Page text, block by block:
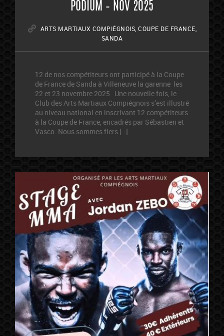
PODIUM – NOV 2025
ARTS MARTIAUX COMPIÉGNOIS ,COUPE DE FRANCE
SANDA
12 de nos compétiteurs ont participé à la Coupe
de France de Sanda à Villeneuve la garenne les
22 et 23 novembre 2025 Une nouvelle fois, le
Club des Arts Martiaux Compiégnois s’est illustré
au niveau national en inscrivant 12 compétiteurs
à la Coupe de France, encadrés par Sébastien et
Vasco. Nous sommes fiers […]